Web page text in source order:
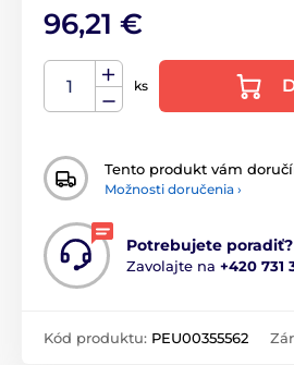
96,21 €
ks
Tento produkt vám
Možnosti doručenia ›
Potrebujete poradiť?
Zavolajte na +420 731
Kód produktu: PEU00355562